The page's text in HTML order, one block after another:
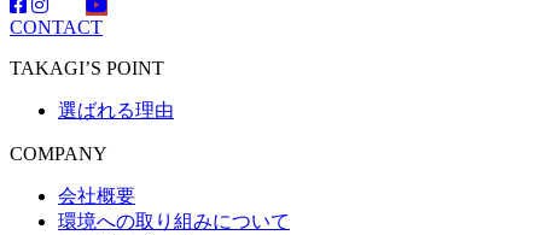
CONTACT
TAKAGI’S POINT
選ばれる理由
COMPANY
会社概要
環境への取り組みについて